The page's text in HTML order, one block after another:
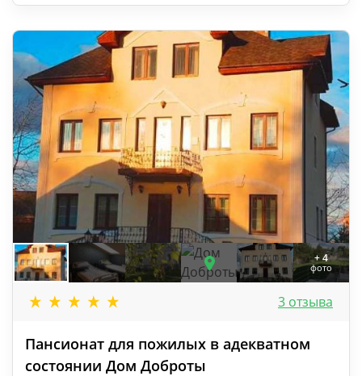
+ 4
фото
3 отзыва
Пансионат для пожилых в адекватном
состоянии Дом Доброты